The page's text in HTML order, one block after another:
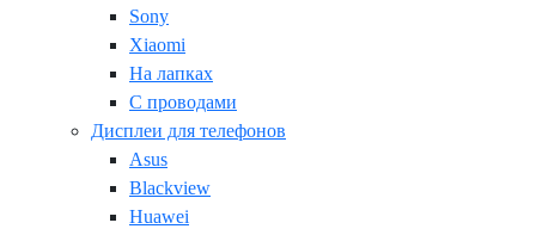
Sony
Xiaomi
На лапках
С проводами
Дисплеи для телефонов
Asus
Blackview
Huawei